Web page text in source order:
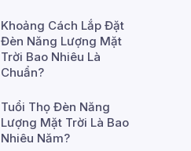
Khoảng Cách Lắp Đặt
Đèn Năng Lượng Mặt
Trời Bao Nhiêu Là
Chuẩn?
Tuổi Thọ Đèn Năng
Lượng Mặt Trời Là Bao
Nhiêu Năm?